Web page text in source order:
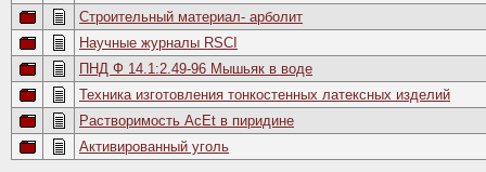
Строительный материал- aрбoлит
Научные журналы RSCI
ПНД Ф 14.1:2.49-96 Мышьяк в воде
Техника изготовления тонкостенных латексных изделий
Растворимость AcEt в пиридине
Активированный уголь